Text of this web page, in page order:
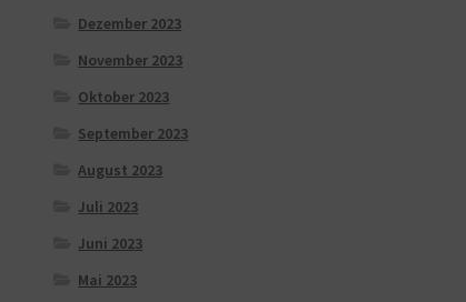
Dezember 2023
November 2023
Oktober 2023
September 2023
August 2023
Juli 2023
Juni 2023
Mai 2023